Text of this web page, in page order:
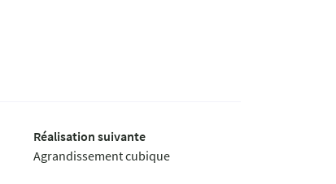
Réalisation suivante
Agrandissement cubique